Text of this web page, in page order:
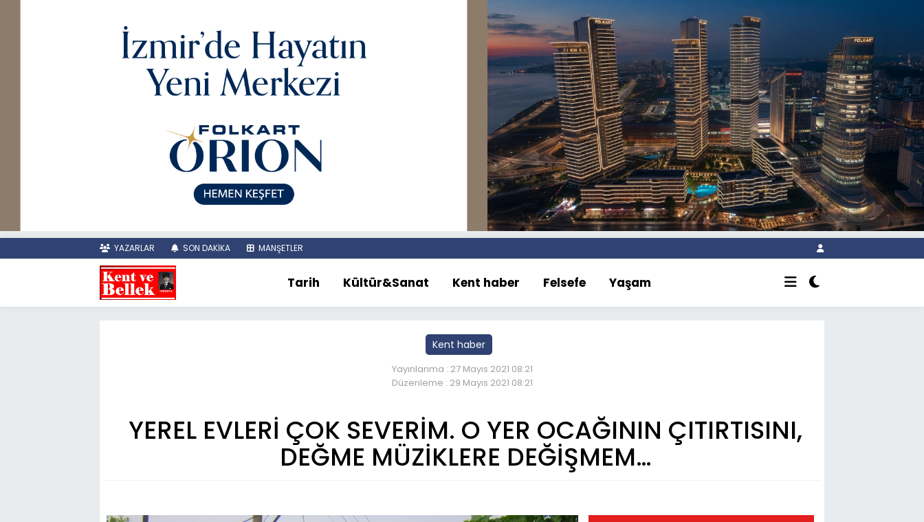
YAZARLAR SON DAKİKA MANŞETLER
Tarih Kültür&Sanat Kent haber Felsefe Yaşam
Kent haber
Yayınlanma : 27 Mayıs 2021 08:21
Düzenleme : 29 Mayıs 2021 08:21
YEREL EVLERİ ÇOK SEVERİM. O YER OCAĞININ ÇITIRTISINI,
DEĞME MÜZİKLERE DEĞİŞMEM…